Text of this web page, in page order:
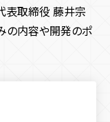
PR
ブランドサイト
表取締役 藤井宗
の内容や開発のポ